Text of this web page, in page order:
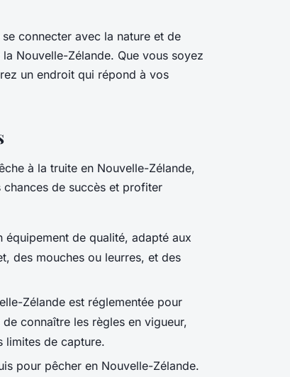
connecter avec la nature et de
Nouvelle-Zélande. Que vous soyez
un endroit qui répond à vos
à la truite en Nouvelle-Zélande,
de succès et profiter
équipement de qualité, adapté aux
des mouches ou leurres, et des
Zélande est réglementée pour
connaître les règles en vigueur,
limites de capture.
pour pêcher en Nouvelle-Zélande.